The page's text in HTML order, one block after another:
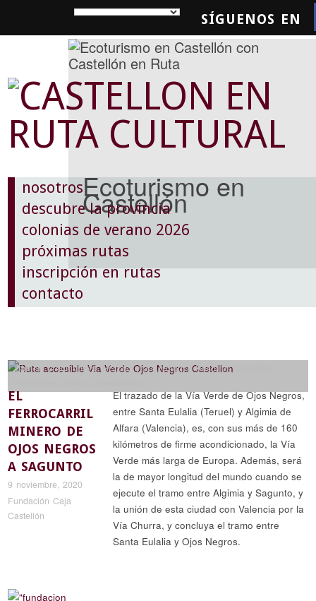
SÍGUENOS EN
Ecoturismo en
Castellón
nosotros
descubre la provincia
colonias de verano 2026
próximas rutas
inscripción en rutas
contacto
EL
FERROCARRIL
MINERO DE
OJOS NEGROS
A SAGUNTO
9 noviembre, 2020
Fundación Caja
Castellón
Ciencia y naturaleza, Historia y arqueología ,Recorrer Castellón
El trazado de la Vía Verde de Ojos Negros,
entre Santa Eulalia (Teruel) y Algimia de
Alfara (Valencia), es, con sus más de 160
kilómetros de firme acondicionado, la Vía
Verde más larga de Europa. Además, será
la de mayor longitud del mundo cuando se
ejecute el tramo entre Algimia y Sagunto, y
la unión de esta ciudad con Valencia por la
Vía Churra, y concluya el tramo entre
Santa Eulalia y Ojos Negros.